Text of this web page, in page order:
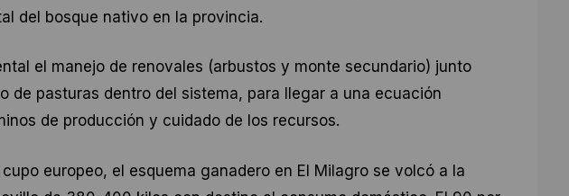
del bosque nativo en la provincia.
el manejo de renovales (arbustos y monte secundario) junto
de pasturas dentro del sistema, para llegar a una ecuación
de producción y cuidado de los recursos.
europeo, el esquema ganadero en El Milagro se volcó a la